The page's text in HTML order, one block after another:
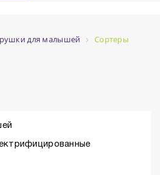
для малышей Сортеры